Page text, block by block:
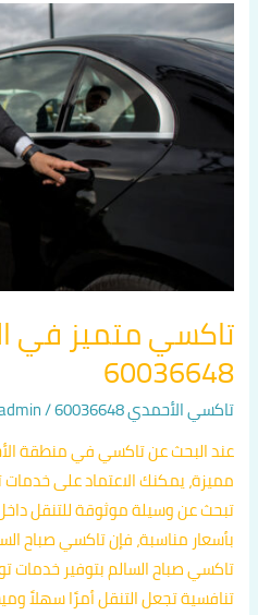
تاكسي متميز في
60036648
تاكسي الأحمدي 60036648 /
عند البحث عن تاكسي في منطقة
مميزة، يمكنك الاعتماد على
تبحث عن وسيلة موثوقة للتنقل
بأسعار مناسبة، فإن تاكسي صباح
تاكسي صباح السالم بتوفير خدمات
تنافسية تجعل التنقل أمرًا سهلاً
تاكسي
متميز
في
الاحمدي
بنا